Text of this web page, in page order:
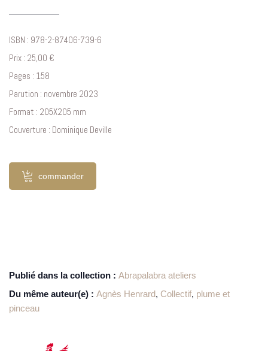
ISBN : 978-2-87406-739-6
Prix : 25,00 €
Pages : 158
Parution : novembre 2023
Format : 205X205 mm
Couverture : Dominique Deville
commander
Publié dans la collection : Abrapalabra ateliers
Du même auteur(e) : Agnès Henrard, Collectif, plume et
pinceau